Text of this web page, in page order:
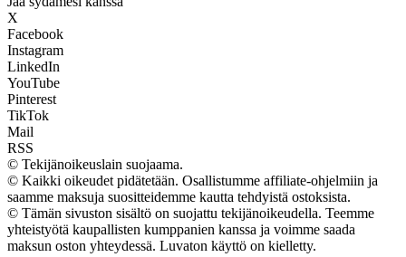
X
Facebook
Instagram
LinkedIn
YouTube
Pinterest
TikTok
Mail
RSS
© Tekijänoikeuslain suojaama.
© Kaikki oikeudet pidätetään. Osallistumme affiliate-ohjelmiin ja
saamme maksuja suositteidemme kautta tehdyistä ostoksista.
© Tämän sivuston sisältö on suojattu tekijänoikeudella. Teemme
yhteistyötä kaupallisten kumppanien kanssa ja voimme saada
maksun oston yhteydessä. Luvaton käyttö on kielletty.